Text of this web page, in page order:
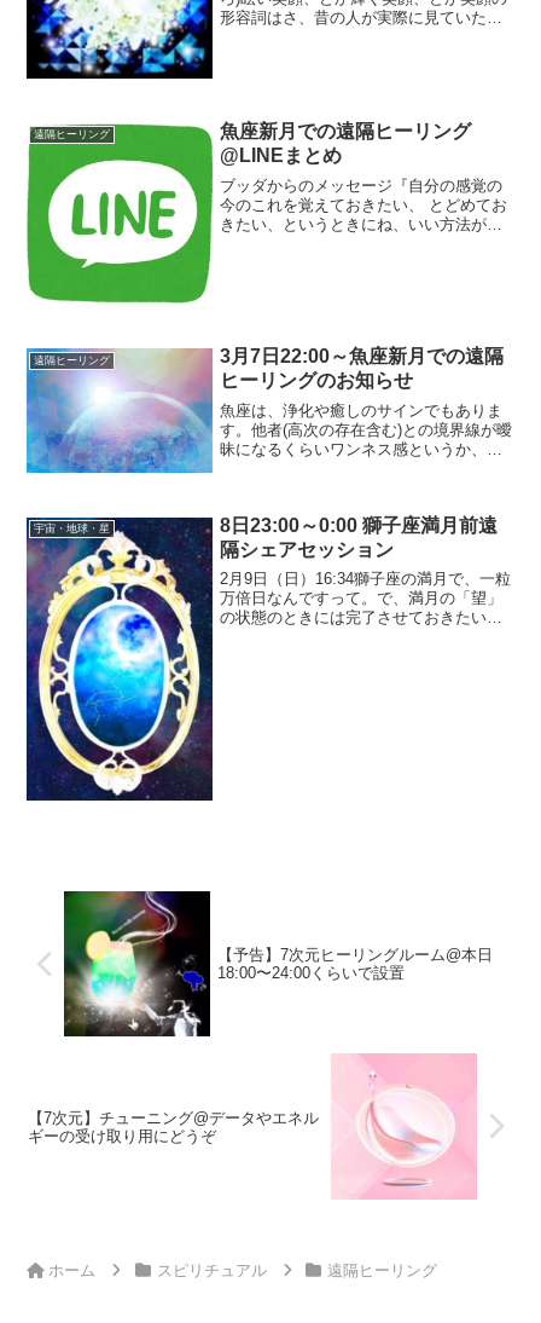
形容詞はさ、昔の人が実際に見ていたも
遠隔ヒーリング
魚座新月での遠隔ヒーリング
@LINEまとめ
ブッダからのメッセージ『自分の感覚の
今のこれを覚えておきたい、 とどめてお
きたい、というときにね、いい方法があ
遠隔ヒーリング
3月7日22:00～魚座新月での遠隔
ヒーリングのお知らせ
魚座は、浄化や癒しのサインでもありま
す。他者(高次の存在含む)との境界線が曖
昧になるくらいワンネス感というか、ノ
もあるんです。今回の...
宇宙・地球・星
8日23:00～0:00 獅子座満月前遠
隔シェアセッション
2月9日（日）16:34獅子座の満月で、一粒
万倍日なんですって。で、満月の「望」
の状態のときには完了させておきたいの
【予告】7次元ヒーリングルーム@本日
18:00〜24:00くらいで設置
【7次元】チューニング@データやエネル
ギーの受け取り用にどうぞ
ホーム スピリチュアル 遠隔ヒーリング